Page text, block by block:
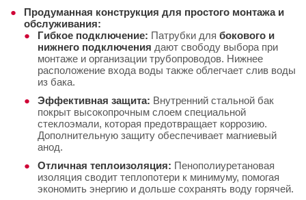
Продуманная конструкция для простого монтажа и
обслуживания:
Гибкое подключение: Патрубки для бокового и
нижнего подключения дают свободу выбора при
монтаже и организации трубопроводов. Нижнее
расположение входа воды также облегчает слив воды
из бака.
Эффективная защита: Внутренний стальной бак
покрыт высокопрочным слоем специальной
стеклоэмали, которая предотвращает коррозию.
Дополнительную защиту обеспечивает магниевый
анод.
Отличная теплоизоляция: Пенополиуретановая
изоляция сводит теплопотери к минимуму, помогая
экономить энергию и дольше сохранять воду горячей.